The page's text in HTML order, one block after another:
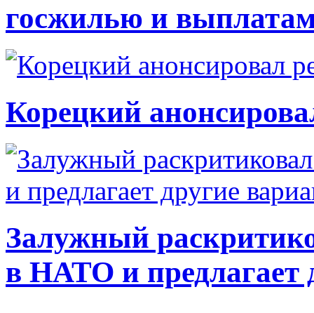
госжилью и
Корецкий
Залужный
в НАТО и предлагает